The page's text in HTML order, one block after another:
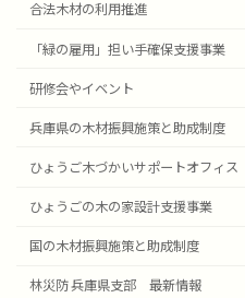
合法木材の利用推進
「緑の雇用」担い手確保支援事業
研修会やイベント
兵庫県の木材振興施策と助成制度
ひょうご木づかいサポートオフィス
ひょうごの木の家設計支援事業
国の木材振興施策と助成制度
林災防 兵庫県支部 最新情報